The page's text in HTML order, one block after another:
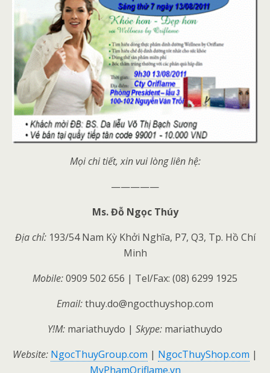
Mọi chi tiết, xin vui lòng liên hệ:
—————
Ms. Đỗ Ngọc Thúy
Địa chỉ:193/54 Nam Kỳ Khởi Nghĩa, P7, Q3, Tp. Hồ Chí
Minh
Mobile:0909 502 656 | Tel/Fax: (08) 6299 1925
Email:thuy.do@ngocthuyshop.com
Y!M: mariathuydo | Skype: mariathuydo
Website: NgocThuyGroup.com | NgocThuyShop.com |
MyPhamOriflame.vn